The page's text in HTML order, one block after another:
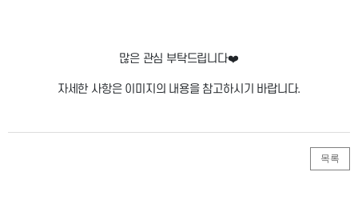
많은 관심 부탁드립니다❤️
자세한 사항은 이미지의 내용을 참고하시기 바랍니다.
목록